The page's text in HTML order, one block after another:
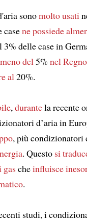
sonomolto usati
ne possiede
3% delle case in
meno del5% nel
al20%.
,durantela recente
d’aria in
, più condizionatori
. Questo si
gascheinfluisce
.
studi, i